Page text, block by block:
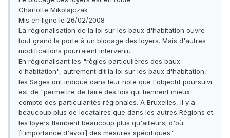
Charlotte Mikolajczak
Mis en ligne le 26/02/2008
La régionalisation de la loi sur les baux d'habitation ouvre
tout grand la porte à un blocage des loyers. Mais d'autres
modifications pourraient intervenir.
En régionalisant les "règles particulières des baux
d'habitation", autrement dit la loi sur les baux d'habitation,
les Sages ont indiqué dans leur note que l'objectif poursuivi
est de "permettre de faire des lois qui tiennent mieux
compte des particularités régionales. A Bruxelles, il y a
beaucoup plus de locataires que dans les autres Régions et
les loyers flambent beaucoup plus qu'ailleurs; d'où
[l'importance d'avoir] des mesures spécifiques."